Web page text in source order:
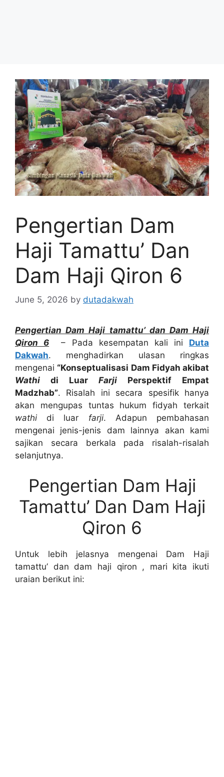
Pengertian Dam
Haji Tamattu’ Dan
Dam Haji Qiron 6
June 5, 2026 by dutadakwah
Pengertian Dam Haji tamattu’ dan Dam Haji
Qiron 6 – Pada kesempatan kali ini Duta
Dakwah. menghadirkan ulasan ringkas
mengenai “Konseptualisasi Dam Fidyah akibat
Wathi di Luar Farji Perspektif Empat
Madzhab”. Risalah ini secara spesifik hanya
akan mengupas tuntas hukum fidyah terkait
wathi di luar farji. Adapun pembahasan
mengenai jenis-jenis dam lainnya akan kami
sajikan secara berkala pada risalah-risalah
selanjutnya.
Pengertian Dam Haji
Tamattu’ Dan Dam Haji
Qiron 6
Untuk lebih jelasnya mengenai Dam Haji
tamattu’ dan dam haji qiron , mari kita ikuti
uraian berikut ini: